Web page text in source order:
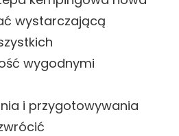
wystarczającą
wygodnymi
i przygotowywania